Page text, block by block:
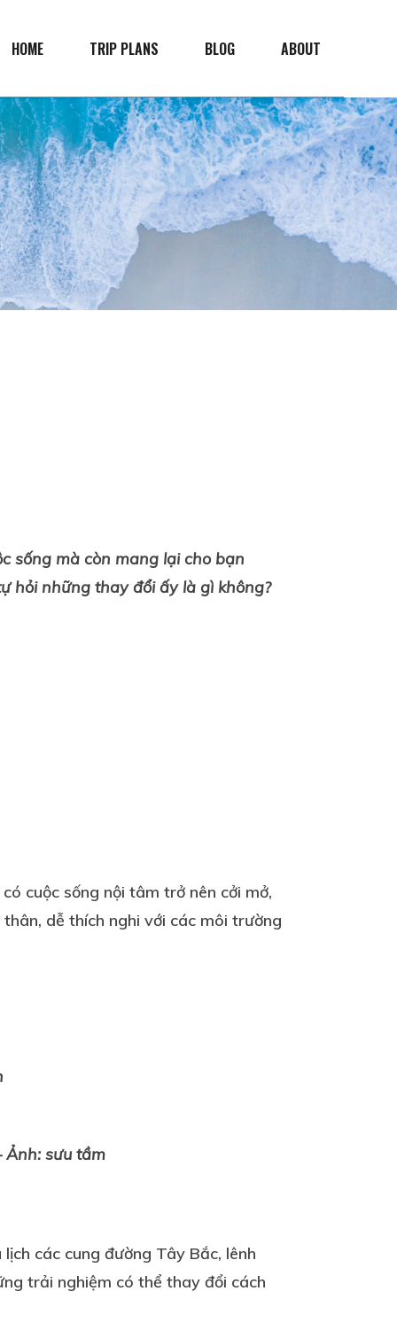
HOME TRIP PLANS BLOG ABOUT
sống mà còn mang lại cho bạn
hỏi những thay đổi ấy là gì không?
cuộc sống nội tâm trở nên cởi mở,
dễ thích nghi với các môi trường
Ảnh: sưu tầm
các cung đường Tây Bắc, lênh
trải nghiệm có thể thay đổi cách